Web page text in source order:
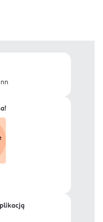
strukturę skóry i